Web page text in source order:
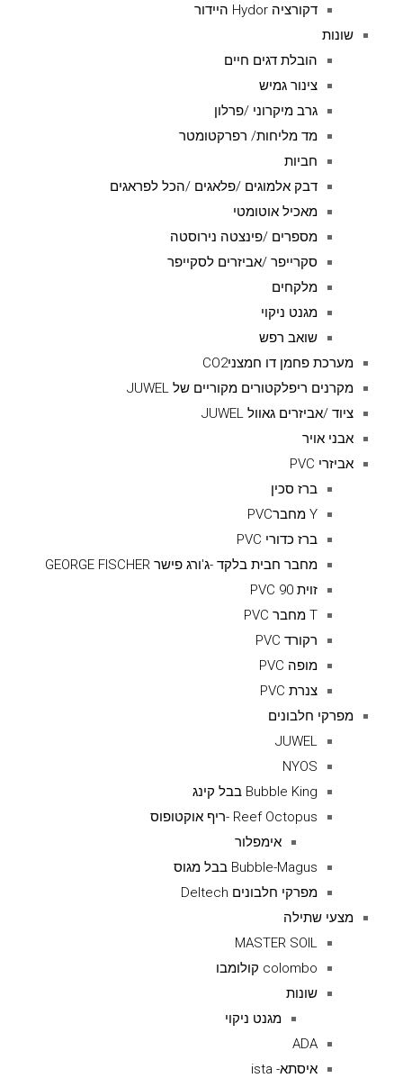
דקורציה Hydor היידור
שונות
הובלת דגים חיים
צינור גמיש
גרב מיקרוני /פרלון
מד מליחות/ רפרקטומטר
חביות
דבק אלמוגים /פלאגים /הכל לפראגים
מאכיל אוטומטי
מספרים /פינצטה נירוסטה
סקרייפר /אביזרים לסקייפר
מלקחים
מגנט ניקוי
שואב רפש
מערכת פחמן דו חמצניCO2
מקרנים ריפלקטורים מקוריים של JUWEL
ציוד /אביזרים גאוול JUWEL
אבני אויר
אביזרי PVC
ברז סכין
Y מחברPVC
ברז כדורי PVC
מחבר חבית בלקד -ג'ורג פישר GEORGE FISCHER
זוית 90 PVC
T מחבר PVC
רקורד PVC
מופה PVC
צנרת PVC
מפרקי חלבונים
JUWEL
NYOS
Bubble King בבל קינג
Reef Octopus -ריף אוקטופוס
אימפלור
Bubble-Magus בבל מגוס
מפרקי חלבונים Deltech
מצעי שתילה
MASTER SOIL
colombo קולומבו
שונות
מגנט ניקוי
ADA
איסתא- ista